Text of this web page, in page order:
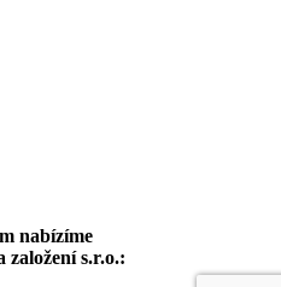
nabízíme
založení s.r.o.: